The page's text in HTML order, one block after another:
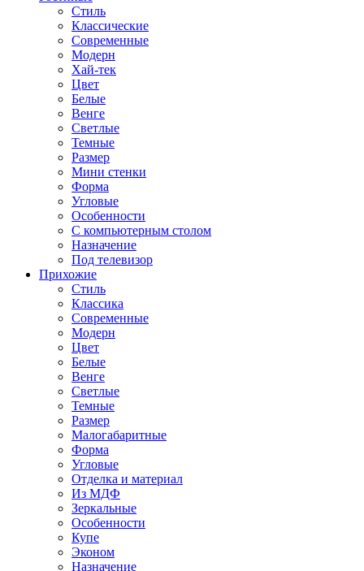
Стиль
Классические
Современные
Модерн
Хай-тек
Цвет
Белые
Венге
Светлые
Темные
Размер
Мини стенки
Форма
Угловые
Особенности
С компьютерным столом
Назначение
Под телевизор
Прихожие
Стиль
Классика
Современные
Модерн
Цвет
Белые
Венге
Светлые
Темные
Размер
Малогабаритные
Форма
Угловые
Отделка и материал
Из МДФ
Зеркальные
Особенности
Купе
Эконом
Назначение